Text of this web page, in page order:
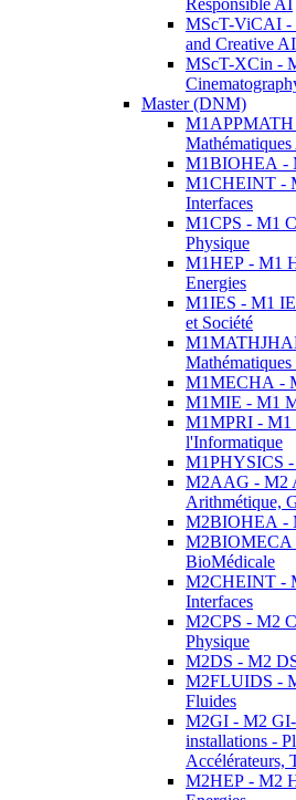
Responsible AI
MScT-ViCAI -
and Creative AI
MScT-XCin -
Master (DNM)
M1BIOHEA -
M1CHEINT -
Interfaces
M1CPS - M1
Physique
M1HEP - M1
Energies
M1IES - M1
et Société
Mathématiques
M1MECHA -
M1MIE - M1
M1MPRI - M1
l'Informatique
M1PHYSICS
M2AAG - M2
Arithmétique,
M2BIOHEA -
M2BIOMECA
BioMédicale
M2CHEINT -
Interfaces
M2CPS - M2
Physique
M2DS - M2
M2FLUIDS -
Fluides
M2GI - M2
installations -
Accélérateurs,
M2HEP - M2